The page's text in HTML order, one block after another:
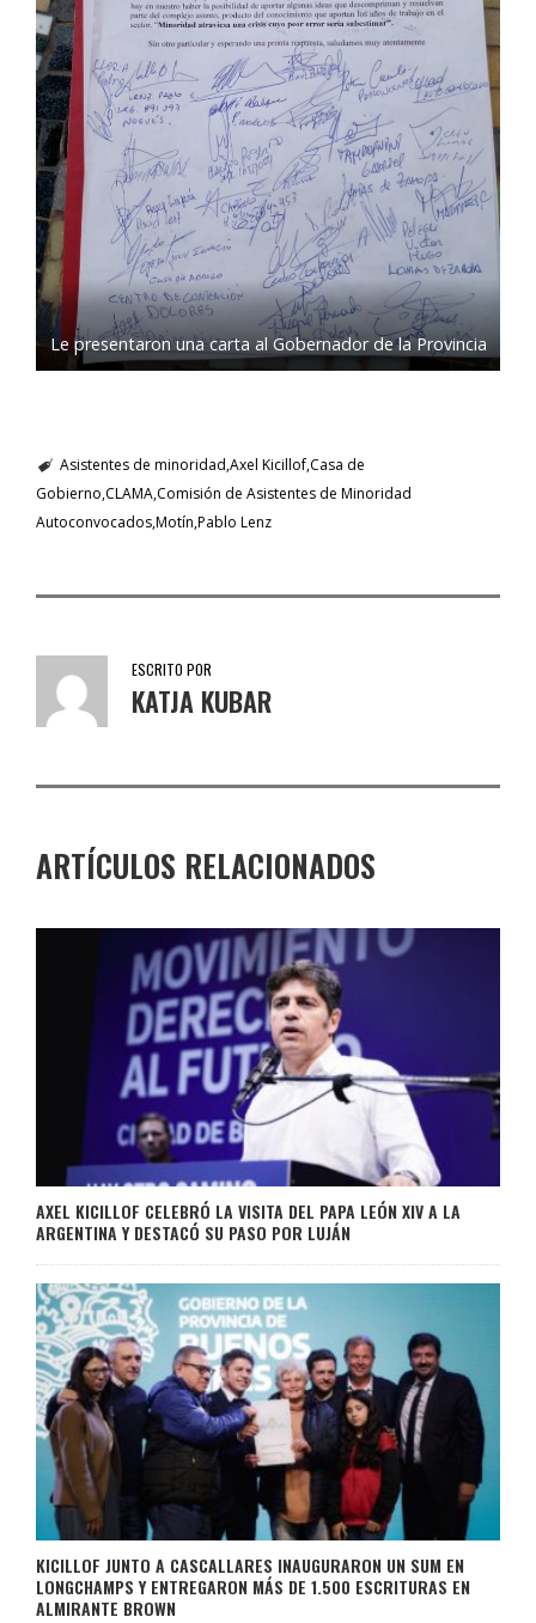
Le presentaron una carta al Gobernador de la Provincia
Asistentes de minoridad Axel KicillofCasa de
Gobierno CLAMA Comisión de Asistentes de Minoridad
AutoconvocadosMotín Pablo Lenz
ESCRITO POR
KATJA KUBAR
ARTÍCULOS RELACIONADOS
AXEL KICILLOF CELEBRÓ LA VISITA DEL PAPA LEÓN XIV A LA
ARGENTINA Y DESTACÓ SU PASO POR LUJÁN
KICILLOF JUNTO A CASCALLARES INAUGURARON UN SUM EN
LONGCHAMPS Y ENTREGARON MÁS DE 1.500 ESCRITURAS EN
ALMIRANTE BROWN